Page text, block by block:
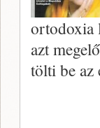
ortodoxia
azt
tölti be az